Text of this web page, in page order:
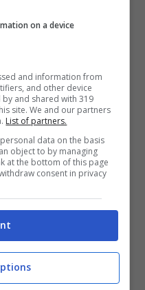
fino a 50€
100% fino a 2000€
fino a 50€ in Bonus
on a device
and information from
and other device
and shared with 319
site. We and our partners
List of partners.
data on the basis
object to by managing
at the bottom of this page
consent in privacy